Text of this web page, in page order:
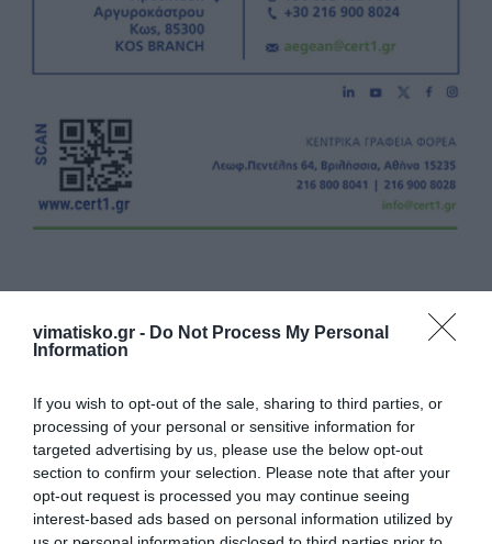
vimatisko.gr - Do Not Process My Personal
Information
If you wish to opt-out of the sale, sharing to third parties, or
processing of your personal or sensitive information for
targeted advertising by us, please use the below opt-out
section to confirm your selection. Please note that after your
opt-out request is processed you may continue seeing
interest-based ads based on personal information utilized by
χυδαιότητας!
Σχόλια 0